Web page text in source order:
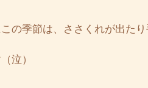
の季節は、ささくれが出た
泣）